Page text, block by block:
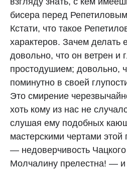
бисера перед
Кстати, что такое
характеров. Зачем делать
довольно, что он ветрен и
простодушием; довольно,
поминутно в своей
Это смирение
хоть кому из нас не
слушая ему подобных
мастерскими чертами этой
— недоверчивость
Молчалину прелестна! — и